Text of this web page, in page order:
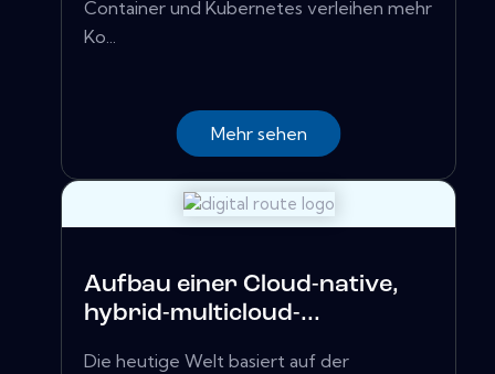
Container und Kubernetes verleihen mehr
Ko...
Mehr sehen
Aufbau einer Cloud-native,
hybrid-multicloud-...
Die heutige Welt basiert auf der